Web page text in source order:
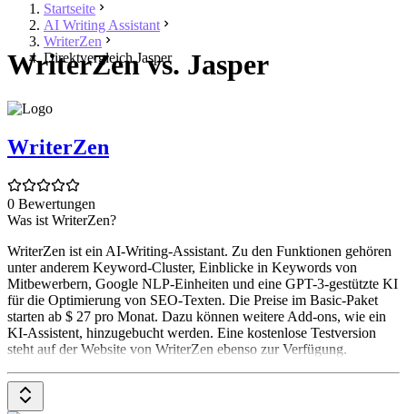
Startseite
AI Writing Assistant
WriterZen
Direktvergleich Jasper
WriterZen vs. Jasper
WriterZen
0 Bewertungen
Was ist WriterZen?
WriterZen ist ein AI-Writing-Assistant. Zu den Funktionen gehören
unter anderem Keyword-Cluster, Einblicke in Keywords von
Mitbewerbern, Google NLP-Einheiten und eine GPT-3-gestützte KI
für die Optimierung von SEO-Texten. Die Preise im Basic-Paket
starten ab $ 27 pro Monat. Dazu können weitere Add-ons, wie ein
KI-Assistent, hinzugebucht werden. Eine kostenlose Testversion
steht auf der Website von WriterZen ebenso zur Verfügung.